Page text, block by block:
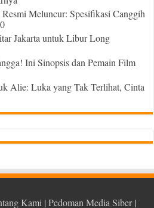
Meluncur: Spesifikasi Canggih
Jakarta untuk Libur Long
Ini Sinopsis dan Pemain Film
Alie: Luka yang Tak Terlihat, Cinta
Kami |Pedoman Media Siber|